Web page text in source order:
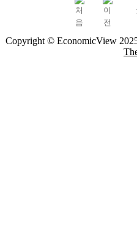
Copyright © EconomicView